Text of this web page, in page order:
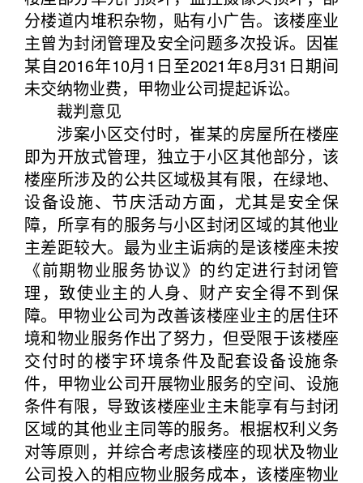
分楼道内堆积杂物，贴有小广告。该楼座业
主曾为封闭管理及安全问题多次投诉。因崔
某自2016年10月1日至2021年8月31日期间
未交纳物业费，甲物业公司提起诉讼。
裁判意见
涉案小区交付时，崔某的房屋所在楼座
即为开放式管理，独立于小区其他部分，该
楼座所涉及的公共区域极其有限，在绿地、
设备设施、节庆活动方面，尤其是安全保
障，所享有的服务与小区封闭区域的其他业
主差距较大。最为业主诟病的是该楼座未按
《前期物业服务协议》的约定进行封闭管
理，致使业主的人身、财产安全得不到保
障。甲物业公司为改善该楼座业主的居住环
境和物业服务作出了努力，但受限于该楼座
交付时的楼宇环境条件及配套设备设施条
件，甲物业公司开展物业服务的空间、设施
条件有限，导致该楼座业主未能享有与封闭
区域的其他业主同等的服务。根据权利义务
对等原则，并综合考虑该楼座的现状及物业
公司投入的相应物业服务成本，该楼座物业